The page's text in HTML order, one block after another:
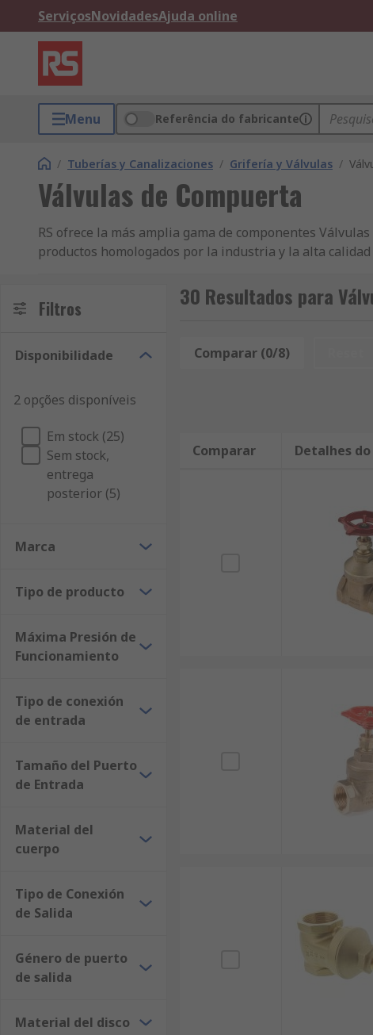
ServiçosNovidadesAjuda online
Menu Referência do fabricante
/ Tuberías y Canalizaciones / Grifería y Válvulas /
Válvulas de Compuerta
RS ofrece la más amplia gama de componentes
productos homologados por la industria y la alta
Los clientes que posean una cuenta comercial con RS
de Compuerta. Nos esforzamos para garantizar que
productos de Válvulas y Machos de Roscar, estamos
si compra grandes cantidades y realiza pedidos desde
disponibles para la compra online varían desde
navegar y refinar su búsqueda de Válvulas de
disponibilidad. RS también tiene una selección más
variedad de productos de Válvulas de Compuerta
Herramientas completas, incluidos los componentes de
web o realizar una consulta con nuestro departamento
Filtros
Disponibilidade
2 opções disponíveis
Em stock (25)
Sem stock,
entrega
posterior (5)
Marca
Tipo de producto
Máxima Presión de
Funcionamiento
Tipo de conexión
de entrada
Tamaño del Puerto
de Entrada
Material del
cuerpo
Tipo de Conexión
de Salida
Género de puerto
de salida
Material del disco
30 Resultados para
Comparar (0/8)
Comparar Detalhes